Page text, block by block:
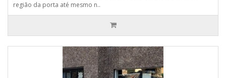
região da porta até mesmo n..